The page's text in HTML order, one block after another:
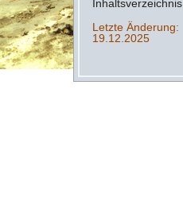
Inhaltsverzeichnis
Letzte Änderung:
19.12.2025